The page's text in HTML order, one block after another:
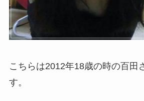
こちらは2012年18歳の時の百田
す。